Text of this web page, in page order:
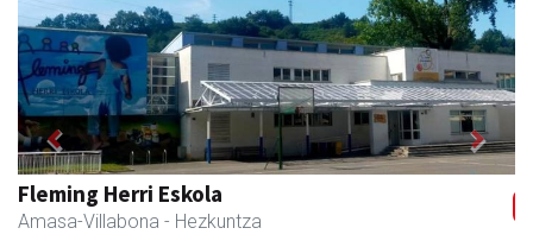
Fleming Herri Eskola
Amasa-Villabona - Hezkuntza
Previous Next